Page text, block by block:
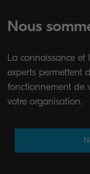
Nous
La connaissance
experts permettent
fonctionnement de
votre organisation.